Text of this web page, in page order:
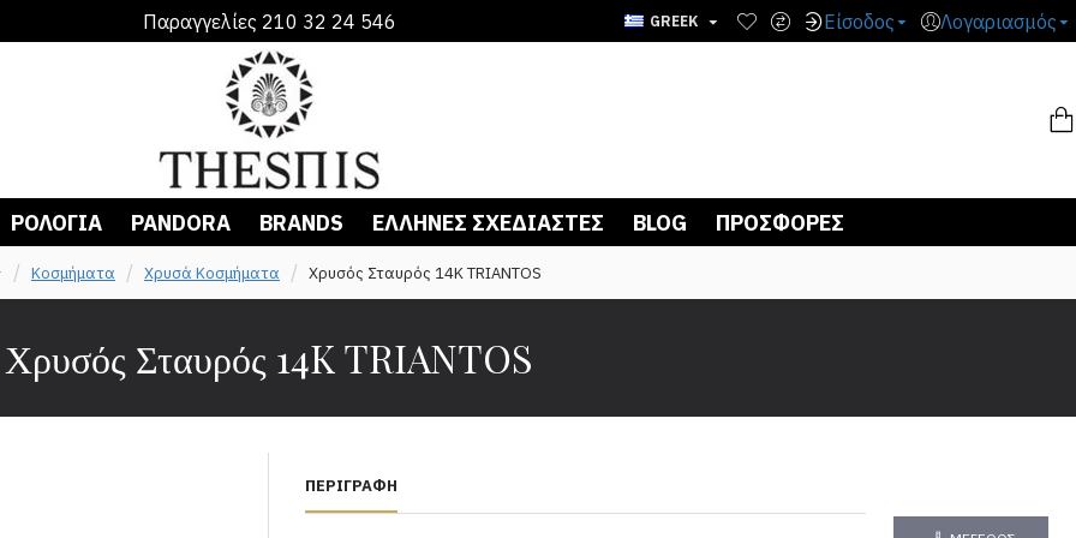
Παραγγελίες 210 32 24 546 GREEK Είσοδος Λογαριασμός
ΡΟΛΌΓΙΑ PANDORA BRANDS ΈΛΛΗΝΕΣ ΣΧΕΔΙΑΣΤΈΣ BLOG ΠΡΟΣΦΟΡΈΣ
Κοσμήματα Χρυσά Κοσμήματα Χρυσός Σταυρός 14K TRIANTOS
Χρυσός Σταυρός 14K TRIANTOS
ΠΕΡΙΓΡΑΦΉ